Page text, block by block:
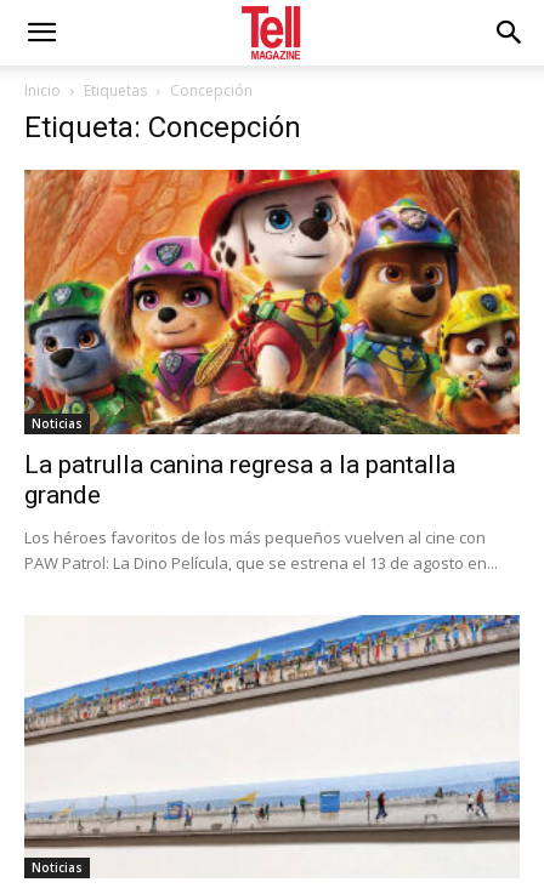
Inicio Etiquetas Concepción
Etiqueta: Concepción
Noticias
La patrulla canina regresa a la pantalla
grande
Los héroes favoritos de los más pequeños vuelven al cine con
PAW Patrol: La Dino Película, que se estrena el 13 de agosto en...
Noticias